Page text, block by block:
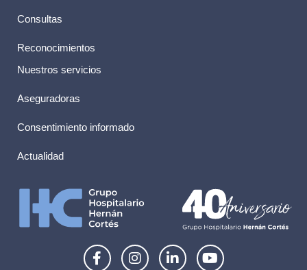
Consultas
Reconocimientos
Nuestros servicios
Aseguradoras
Consentimiento informado
Actualidad
F
a
I
n
L
i
Y
o